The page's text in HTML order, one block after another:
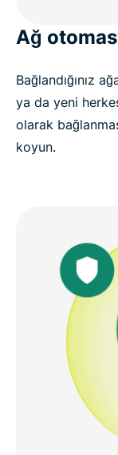
Ağ
Bağlandığınız
ya da yeni
olarak
koyun.